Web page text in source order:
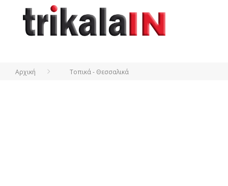
Αρχική Τοπικά - Θεσσαλικά